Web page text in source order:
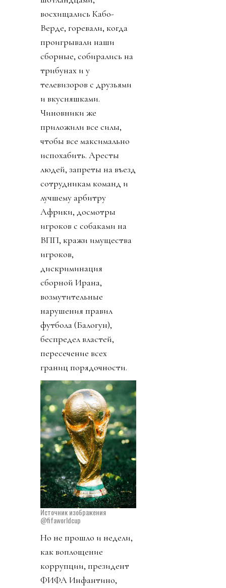
восхищались Кабо-
Верде, горевали, когда
проигрывали наши
сборные, собирались на
трибунах и у
телевизоров с друзьями
и вкусняшками.
Чиновники же
приложили все силы,
чтобы все максимально
испохабить. Аресты
людей, запреты на въезд
сотрудникам команд и
лучшему арбитру
Африки, досмотры
игроков с собаками на
ВПП, кражи имущества
игроков,
дискриминация
сборной Ирана,
возмутительные
нарушения правил
футбола (Балогун),
беспредел властей,
пересечение всех
границ порядочности.
Источник изображения
@fifaworldcup
Но не прошло и недели,
как воплощение
коррупции, президент
ФИФА Инфантино,